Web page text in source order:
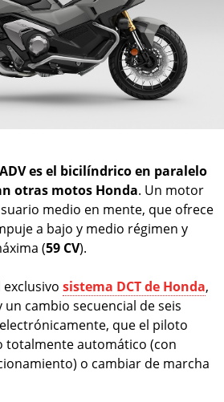
es el bicilíndrico en paralelo
otras motos Honda. Un motor
medio en mente, que ofrece
a bajo y medio régimen y
(59 CV).
sistema DCT de Honda,
cambio secuencial de seis
que el piloto
totalmente automático (con
o cambiar de marcha